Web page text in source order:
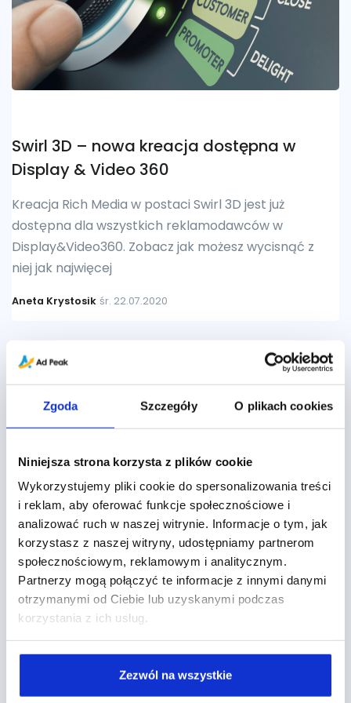
Zgoda Szczegóły O plikach cookies
Niniejsza strona korzysta z plików cookie
Wykorzystujemy pliki cookie do spersonalizowania treści
i reklam, aby oferować funkcje społecznościowe i
analizować ruch w naszej witrynie. Informacje o tym, jak
korzystasz z naszej witryny, udostępniamy partnerom
społecznościowym, reklamowym i analitycznym.
Partnerzy mogą połączyć te informacje z innymi danymi
otrzymanymi od Ciebie lub uzyskanymi podczas
korzystania z ich usług.
Zezwól na wszystkie
Swirl 3D – nowa kreacja dostępna w
Display & Video 360
Kreacja Rich Media w postaci Swirl 3D jest już
dostępna dla wszystkich reklamodawców w
Display&Video360. Zobacz jak możesz wycisnąć z
niej jak najwięcej
Aneta Krystosik śr. 22.07.2020
Tagi
Agentic Browsing,AI ,AI Overview,Allegro, Allegro Ads, Amazon Ads
Analityka,Aplikacje,Auction-time bidding,Automatyzacja,B2B
Campaign Manager ,Ceneo Ads,Certyfikacja,Clarity,CRM
Customer Journey,Display,Display&Video 360 , DV360,
eCommerce,Facebook Ads ,Formaty Reklamowe,Google 2026
Google Ads ,Google Analytics
Google Data Studio,Google Marketing Platform,Google Merchant
Import Konwersji Offline,Instagram Ads
brandowa,kampanie B2B,Konwersje offline,LinkedIn Ads,Machine